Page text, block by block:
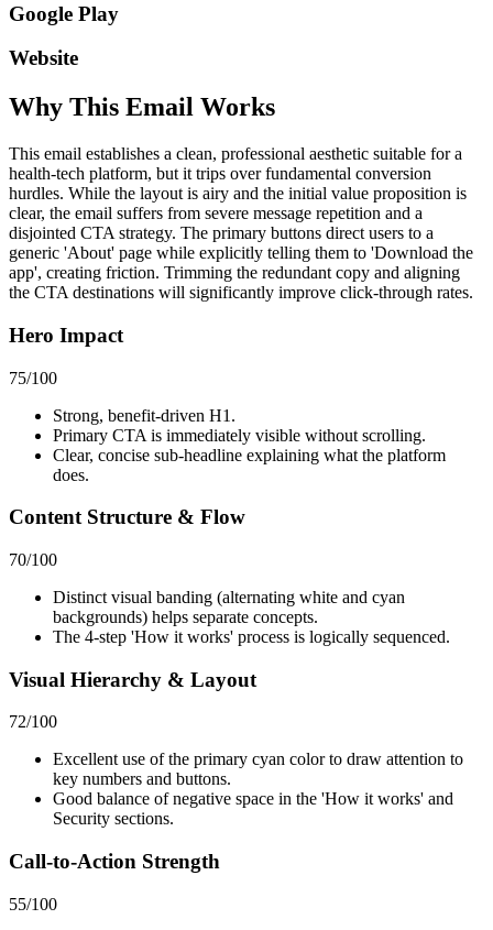
Google Play
Website
Why This Email Works
This email establishes a clean, professional aesthetic suitable for a
health-tech platform, but it trips over fundamental conversion
hurdles. While the layout is airy and the initial value proposition is
clear, the email suffers from severe message repetition and a
disjointed CTA strategy. The primary buttons direct users to a
generic 'About' page while explicitly telling them to 'Download the
app', creating friction. Trimming the redundant copy and aligning
the CTA destinations will significantly improve click-through rates.
Hero Impact
75/100
Strong, benefit-driven H1.
Primary CTA is immediately visible without scrolling.
Clear, concise sub-headline explaining what the platform
does.
Content Structure & Flow
70/100
Distinct visual banding (alternating white and cyan
backgrounds) helps separate concepts.
The 4-step 'How it works' process is logically sequenced.
Visual Hierarchy & Layout
72/100
Excellent use of the primary cyan color to draw attention to
key numbers and buttons.
Good balance of negative space in the 'How it works' and
Security sections.
Call-to-Action Strength
55/100